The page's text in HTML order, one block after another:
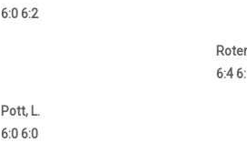
6:0 6:2
6:4
Pott, L.
6:0 6:0